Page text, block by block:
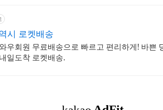
시 로켓배송
우회원 무료배송으로 빠르고 편리하게! 바쁜
일도착 로켓배송.